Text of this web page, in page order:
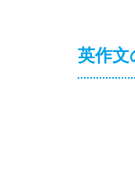
英作文